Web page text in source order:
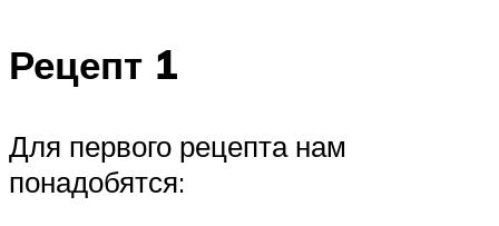
Рецепт 1
Для первого рецепта нам
понадобятся: